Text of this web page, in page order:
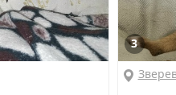
3